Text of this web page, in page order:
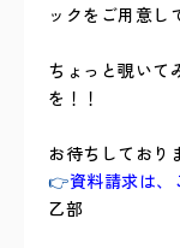
ックをご用意し
ちょっと覗いて
を！！
お待ちしており
👉資料請求は、
乙部